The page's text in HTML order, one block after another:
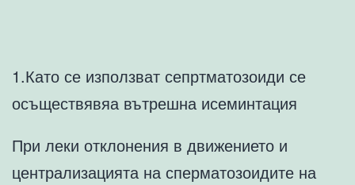
1.Като се използват сепртматозоиди се
осъществявяа вътрешна исеминтация
При леки отклонения в движението и
централизацията на сперматозоидите на